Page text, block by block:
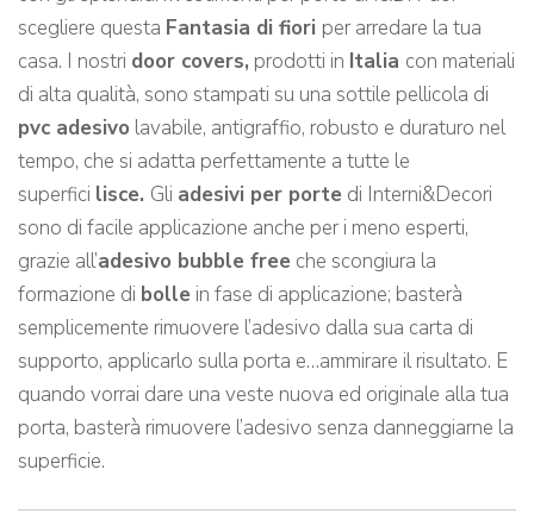
scegliere questa Fantasia di fiori per arredare la tua
casa. I nostri door covers, prodotti in Italia con materiali
di alta qualità, sono stampati su una sottile pellicola di
pvc adesivo lavabile, antigraffio, robusto e duraturo nel
tempo, che si adatta perfettamente a tutte le
superfici lisce. Gli adesivi per porte di Interni&Decori
sono di facile applicazione anche per i meno esperti,
grazie all’adesivo bubble free che scongiura la
formazione di bolle in fase di applicazione; basterà
semplicemente rimuovere l’adesivo dalla sua carta di
supporto, applicarlo sulla porta e…ammirare il risultato. E
quando vorrai dare una veste nuova ed originale alla tua
porta, basterà rimuovere l’adesivo senza danneggiarne la
superficie.